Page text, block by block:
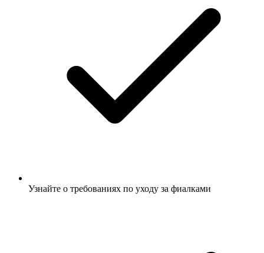
Узнайте о требованиях по уходу за фиалками